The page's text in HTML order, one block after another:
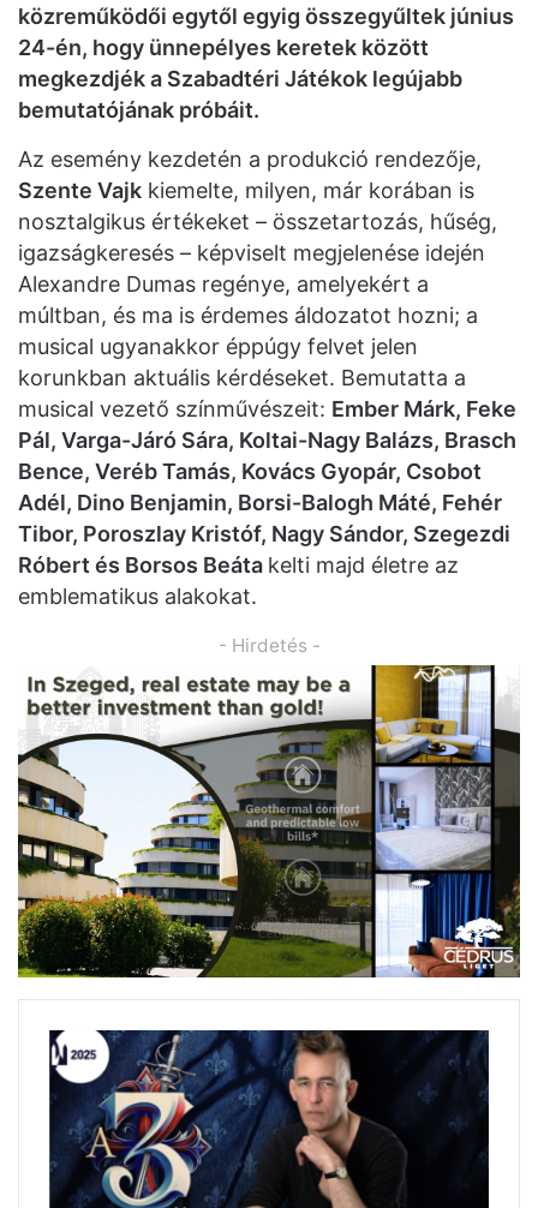
közreműködői egytől egyig összegyűltek június
24-én, hogy ünnepélyes keretek között
megkezdjék a Szabadtéri Játékok legújabb
bemutatójának próbáit.
Az esemény kezdetén a produkció rendezője,
Szente Vajk kiemelte, milyen, már korában is
nosztalgikus értékeket – összetartozás, hűség,
igazságkeresés – képviselt megjelenése idején
Alexandre Dumas regénye, amelyekért a
múltban, és ma is érdemes áldozatot hozni; a
musical ugyanakkor éppúgy felvet jelen
korunkban aktuális kérdéseket. Bemutatta a
musical vezető színművészeit: Ember Márk, Feke
Pál, Varga-Járó Sára, Koltai-Nagy Balázs, Brasch
Bence, Veréb Tamás, Kovács Gyopár, Csobot
Adél, Dino Benjamin, Borsi-Balogh Máté, Fehér
Tibor, Poroszlay Kristóf, Nagy Sándor, Szegezdi
Róbert és Borsos Beáta kelti majd életre az
emblematikus alakokat.
- Hirdetés -